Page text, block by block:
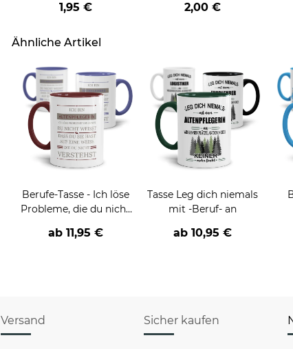
1,95 € 2,00 €
Ähnliche Artikel
Berufe-Tasse - Ich löse
Probleme, die du nicht
verschiedene Berufe
ab 11,95 €
Tasse Leg dich niemals
mit -Beruf- an
ab10,95 €
Versand Sicher kaufen